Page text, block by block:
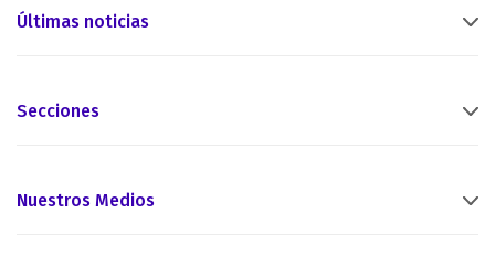
Últimas noticias
Secciones
Nuestros Medios